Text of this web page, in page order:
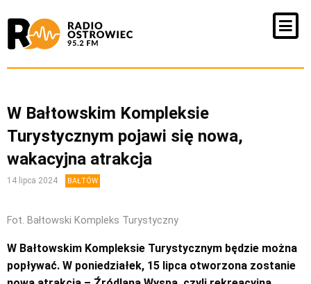
W Bałtowskim Kompleksie
Turystycznym pojawi się nowa,
wakacyjna atrakcja
14 lipca 2024 BAŁTÓW
Fot. Bałtowski Kompleks Turystyczny
W Bałtowskim Kompleksie Turystycznym będzie można
popływać. W poniedziałek, 15 lipca otworzona zostanie